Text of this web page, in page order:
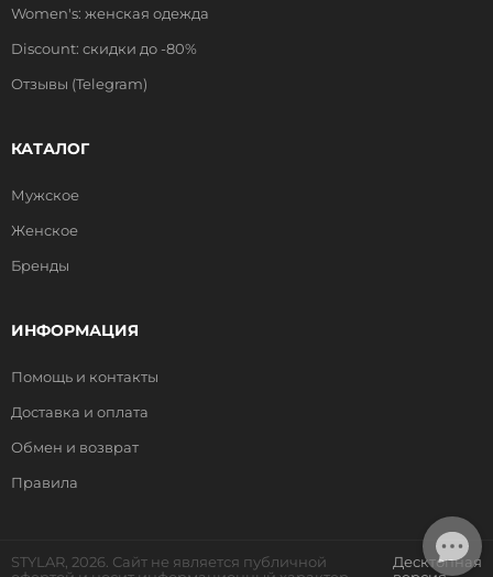
Women's: женская одежда
Discount: скидки до -80%
Отзывы (Telegram)
КАТАЛОГ
Мужское
Женское
Бренды
ИНФОРМАЦИЯ
Помощь и контакты
Доставка и оплата
Обмен и возврат
Правила
STYLAR, 2026. Сайт не является публичной
Десктопная